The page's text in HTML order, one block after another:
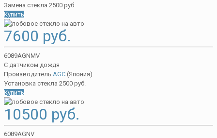
Замена стекла 2500 руб.
Купить
7600 руб.
6089AGNMV
С датчиком дождя
Производитель AGC (Япония)
Установка стекла 2500 руб.
Купить
10500 руб.
6089AGNV